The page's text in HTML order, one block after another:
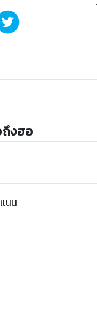
งฮอ
นน